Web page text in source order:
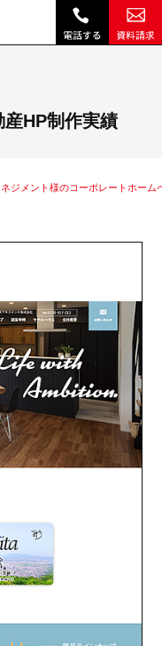
HP制作実績
ジメント様のコーポレートホーム